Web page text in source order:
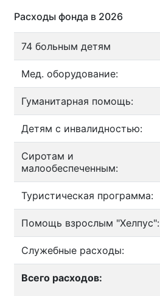
Расходы фонда в 2026
74 больным детям
Мед. оборудование:
Гуманитарная помощь:
Детям с инвалидностью:
Сиротам и
малообеспеченным:
Туристическая программа:
Помощь взрослым "Хелпус":
Служебные расходы:
Всего расходов: